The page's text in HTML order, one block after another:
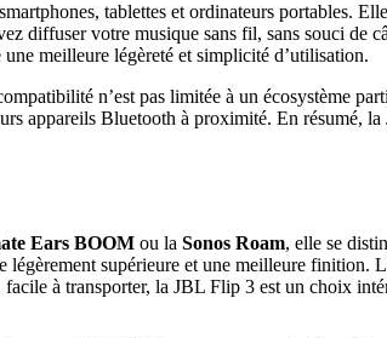
tablettes et ordinateurs portables.
diffuser votre musique sans fil, sans souci de
meilleure légèreté et simplicité d’utilisation.
n’est pas limitée à un écosystème
appareils Bluetooth à proximité. En résumé,
Ears BOOM ou la Sonos Roam, elle se
légèrement supérieure et une meilleure finition.
à transporter, la JBL Flip 3 est un choix